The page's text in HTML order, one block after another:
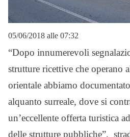
05/06/2018 alle 07:32
“Dopo innumerevoli
strutture ricettive che operano
orientale abbiamo
alquanto surreale, dove si
un’eccellente offerta turistica
delle strutture pubbliche”.